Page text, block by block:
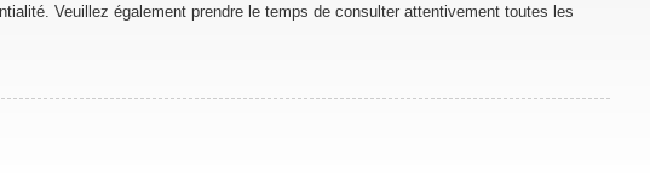
Veuillez également prendre le temps de consulter attentivement toutes les